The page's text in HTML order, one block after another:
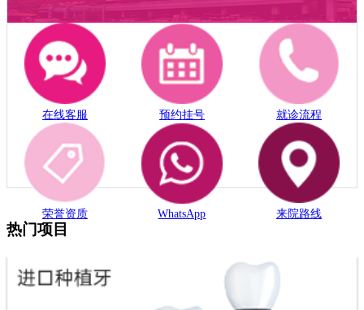
在线客服 预约挂号 就诊流程
荣誉资质 WhatsApp 来院路线
热门项目